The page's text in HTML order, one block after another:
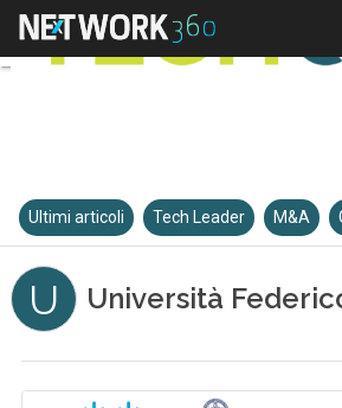
Ultimi articoli Tech Leader M&A
U Università